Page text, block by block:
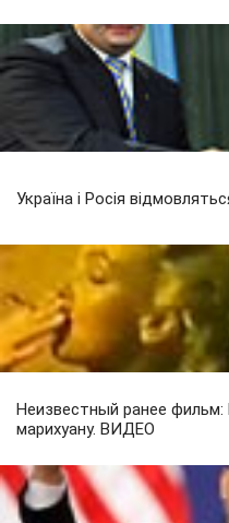
Україна і Росія
Неизвестный ранее
марихуану. ВИДЕО